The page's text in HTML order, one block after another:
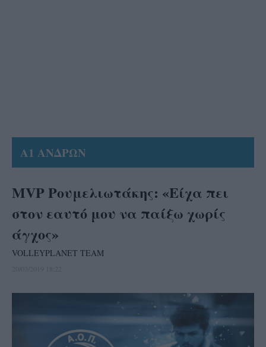
Α1 ΑΝΔΡΩΝ
MVP Ρουμελιωτάκης: «Eίχα πει
στον εαυτό μου να παίξω χωρίς
άγχος»
VOLLEYPLANET TEAM